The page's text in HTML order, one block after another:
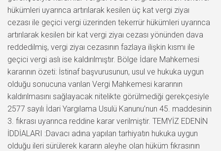
hükümleri uyarınca artırılarak kesilen üç kat vergi ziyaı
cezası ile geçici vergi üzerinden tekerrür hükümleri uyarınca
artırılarak kesilen bir kat vergi ziyaı cezası yönünden dava
reddedilmiş, vergi ziyaı cezasının fazlaya ilişkin kısmı ile
geçici vergi aslı ise kaldırılmıştır. Bölge İdare Mahkemesi
kararının özeti: İstinaf başvurusunun, usul ve hukuka uygun
olduğu sonucuna varılan Vergi Mahkemesi kararının
kaldırılmasını sağlayacak nitelikte görülmediği gerekçesiyle
2577 sayılı İdari Yargılama Usulü Kanunu’nun 45. maddesinin
3. fıkrası uyarınca reddine karar verilmiştir. TEMYİZ EDENİN
İDDİALARI :Davacı adına yapılan tarhiyatın hukuka uygun
olduğu ileri sürülerek kararın aleyhe olan hüküm fıkrasının